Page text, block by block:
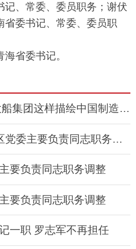
记、常委、委员职务；谢伏
省委书记、常委、委员职
省委书记。
学思践悟十九大|大船集团这样描绘中国制造十九大蓝图
湖南云南西藏3省区党委主要负责同志职务调整
要负责同志职务调整
要负责同志职务调整
一职 罗志军不再担任